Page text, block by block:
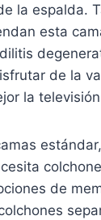
la espalda.
esta
de la
la
de